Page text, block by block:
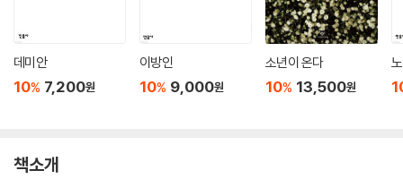
데미안
10% 7,200원
이방인
10% 9,000원
소년이 온다
10% 13,500원
책소개